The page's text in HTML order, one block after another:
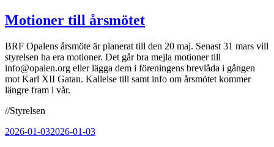
Motioner till årsmötet
BRF Opalens årsmöte är planerat till den 20 maj. Senast 31 mars vill
styrelsen ha era motioner. Det går bra mejla motioner till
info@opalen.org eller lägga dem i föreningens brevlåda i gången
mot Karl XII Gatan. Kallelse till samt info om årsmötet kommer
längre fram i vår.
//Styrelsen
Publicerat
2026-01-032026-01-03